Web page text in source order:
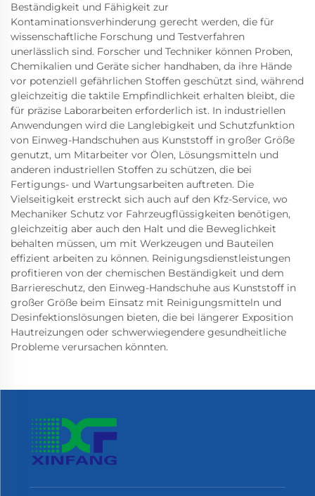
Beständigkeit und Fähigkeit zur
Kontaminationsverhinderung gerecht werden, die für
wissenschaftliche Forschung und Testverfahren
unerlässlich sind. Forscher und Techniker können Proben,
Chemikalien und Geräte sicher handhaben, da ihre Hände
vor potenziell gefährlichen Stoffen geschützt sind, während
gleichzeitig die taktile Empfindlichkeit erhalten bleibt, die
für präzise Laborarbeiten erforderlich ist. In industriellen
Anwendungen wird die Langlebigkeit und Schutzfunktion
von Einweg-Handschuhen aus Kunststoff in großer Größe
genutzt, um Mitarbeiter vor Ölen, Lösungsmitteln und
anderen industriellen Stoffen zu schützen, die bei
Fertigungs- und Wartungsarbeiten auftreten. Die
Vielseitigkeit erstreckt sich auch auf den Kfz-Service, wo
Mechaniker Schutz vor Fahrzeugflüssigkeiten benötigen,
gleichzeitig aber auch den Halt und die Beweglichkeit
behalten müssen, um mit Werkzeugen und Bauteilen
effizient arbeiten zu können. Reinigungsdienstleistungen
profitieren von der chemischen Beständigkeit und dem
Barriereschutz, den Einweg-Handschuhe aus Kunststoff in
großer Größe beim Einsatz mit Reinigungsmitteln und
Desinfektionslösungen bieten, die bei längerer Exposition
Hautreizungen oder schwerwiegendere gesundheitliche
Probleme verursachen könnten.